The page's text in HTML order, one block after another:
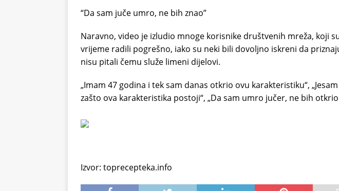
“Da sam juče umro, ne bih znao”
Naravno, video je izludio mnoge korisnike društvenih mreža, koji
vrijeme radili pogrešno, iako su neki bili dovoljno iskreni da
nisu pitali čemu služe limeni dijelovi.
„Imam 47 godina i tek sam danas otkrio ovu karakteristiku“,
zašto ova karakteristika postoji“, „Da sam umro jučer, ne bih
Izvor: toprecepteka.info